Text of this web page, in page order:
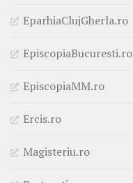
EparhiaClujGherla.ro
EpiscopiaBucuresti.ro
EpiscopiaMM.ro
Ercis.ro
Magisteriu.ro